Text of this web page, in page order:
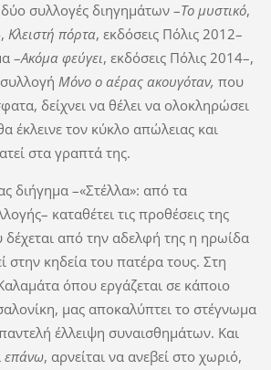
δύο συλλογές διηγημάτων –Το μυστικό,
Κλειστή πόρτα, εκδόσεις Πόλις 2012–
–Ακόμα φεύγει, εκδόσεις Πόλις 2014–,
Μόνο ο αέρας ακουγόταν, που
δείχνει να θέλει να ολοκληρώσει
έκλεινε τον κύκλο απώλειας και
στα γραπτά της.
διήγημα –«Στέλλα»: από τα
καταθέτει τις προθέσεις της
δέχεται από την αδελφή της η ηρωίδα
στην κηδεία του πατέρα τους. Στη
όπου εργάζεται σε κάποιο
μας αποκαλύπτει το στέγνωμα
έλλειψη συναισθημάτων. Και
επάνω, αρνείται να ανεβεί στο χωριό,